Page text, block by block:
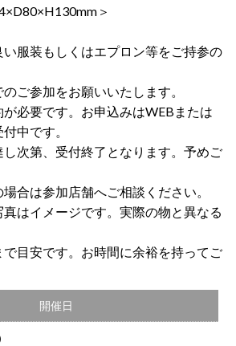
＞
服装もしくはエプロン等をご持参の
ご参加をお願いいたします。
必要です。お申込みはWEBまたは
中です。
次第、受付終了となります。予めご
合は参加店舗へご相談ください。
はイメージです。実際の物と異なる
目安です。お時間に余裕を持ってご
開催日